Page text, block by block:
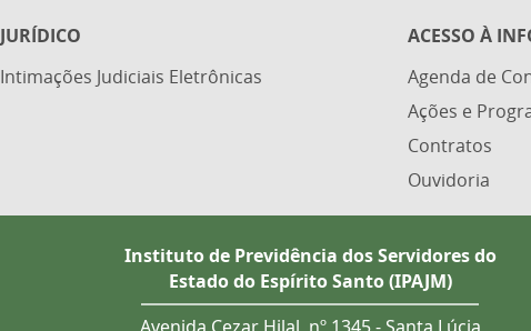
JURÍDICO
Intimações Judiciais Eletrônicas
ACESSO À
Agenda de
Ações e
Contratos
Ouvidoria
Instituto de Previdência dos Servidores do
Estado do Espírito Santo (IPAJM)